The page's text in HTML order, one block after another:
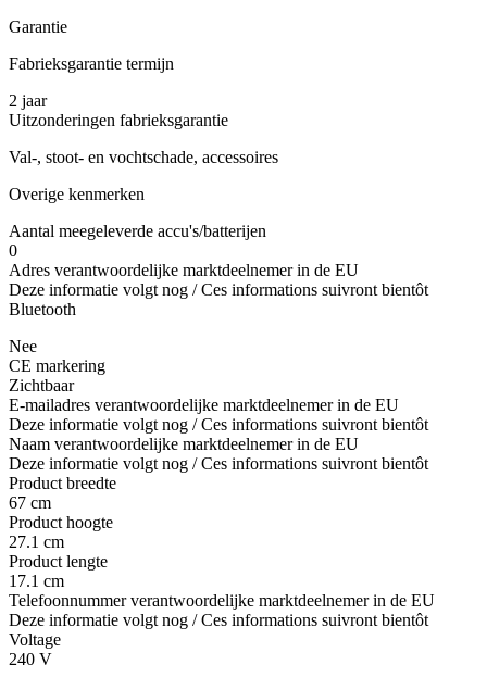
Garantie
Fabrieksgarantie termijn
2 jaar
Uitzonderingen fabrieksgarantie
Val-, stoot- en vochtschade, accessoires
Overige kenmerken
Aantal meegeleverde accu's/batterijen
0
Adres verantwoordelijke marktdeelnemer in de EU
Deze informatie volgt nog / Ces informations suivront bientôt
Bluetooth
Nee
CE markering
Zichtbaar
E-mailadres verantwoordelijke marktdeelnemer in de EU
Deze informatie volgt nog / Ces informations suivront bientôt
Naam verantwoordelijke marktdeelnemer in de EU
Deze informatie volgt nog / Ces informations suivront bientôt
Product breedte
67 cm
Product hoogte
27.1 cm
Product lengte
17.1 cm
Telefoonnummer verantwoordelijke marktdeelnemer in de EU
Deze informatie volgt nog / Ces informations suivront bientôt
Voltage
240 V